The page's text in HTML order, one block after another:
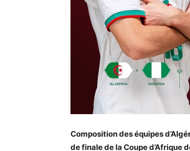
Composition des équipes
de finale de la Coupe d’Afrique